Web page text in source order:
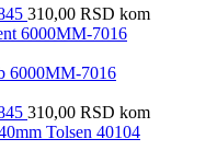
310,00 RSD kom
6000MM-7016
6000MM-7016
310,00 RSD kom
Tolsen 40104